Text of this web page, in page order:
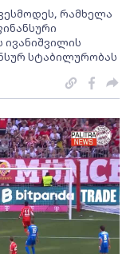
რამხელა
ივანიშვილის
სტაბილურობას